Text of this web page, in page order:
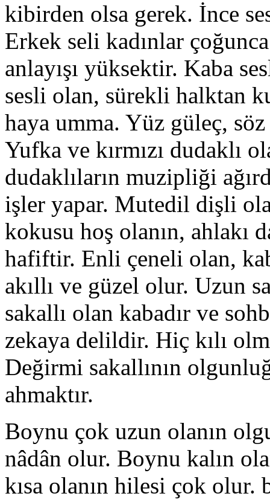
kibirden olsa gerek. İnce
Erkek seli kadınlar
anlayışı yüksektir. Kaba
sesli olan, sürekli halktan
haya umma. Yüz güleç,
Yufka ve kırmızı dudaklı
dudaklıların muzipliği
işler yapar. Mutedil dişli
kokusu hoş olanın, ahlakı
hafiftir. Enli çeneli olan,
akıllı ve güzel olur. Uzun
sakallı olan kabadır ve
zekaya delildir. Hiç kılı
Değirmi sakallının
ahmaktır.
Boynu çok uzun olanın
nâdân olur. Boynu kalın
kısa olanın hilesi çok olur.